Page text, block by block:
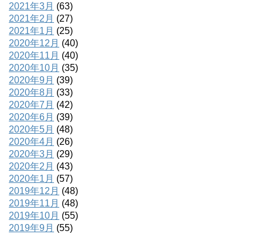
2021年3月 (63)
2021年2月 (27)
2021年1月 (25)
2020年12月 (40)
2020年11月 (40)
2020年10月 (35)
2020年9月 (39)
2020年8月 (33)
2020年7月 (42)
2020年6月 (39)
2020年5月 (48)
2020年4月 (26)
2020年3月 (29)
2020年2月 (43)
2020年1月 (57)
2019年12月 (48)
2019年11月 (48)
2019年10月 (55)
2019年9月 (55)